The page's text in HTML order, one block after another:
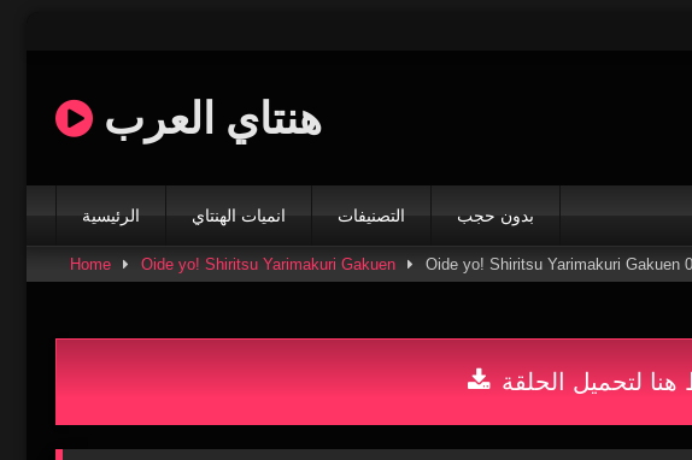
هنتاي العرب
الرئيسية انميات الهنتاي التصنيفات بدون حجب
Home Oide yo! Shiritsu Yarimakuri Gakuen
لتحميل الحلقة